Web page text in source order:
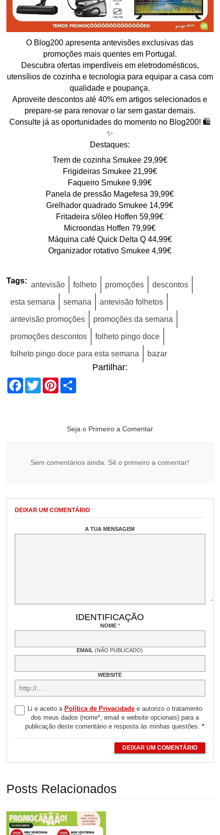
O Blog200 apresenta antevisões exclusivas das
promoções mais quentes em Portugal.
Descubra ofertas imperdíveis em eletrodomésticos,
utensílios de cozinha e tecnologia para equipar a casa com
qualidade e poupança.
Aproveite descontos até 40% em artigos selecionados e
prepare-se para renovar o lar sem gastar demais.
Consulte já as oportunidades do momento no Blog200! 🛍️
✨
Destaques:
Trem de cozinha Smukee 29,99€
Frigideiras Smukee 21,99€
Faqueiro Smukee 9,99€
Panela de pressão Magefesa 39,99€
Grelhador quadrado Smukee 14,99€
Fritadeira s/óleo Hoffen 59,99€
Microondas Hoffen 79,99€
Máquina café Quick Delta Q 44,99€
Organizador rotativo Smukee 4,99€
Tags: antevisão folheto promoções descontos
esta semana semana antevisão folhetos
antevisão promoções promoções da semana
promoções descontos folheto pingo doce
folheto pingo doce para esta semana bazar
Partilhar:
Facebook
TwitterPinterest
Seja o Primeiro a Comentar
Sem comentários ainda. Sê o primeiro a comentar!
DEIXAR UM COMENTÁRIO
A TUA MENSAGEM
IDENTIFICAÇÃO
NOME *
EMAIL(NÃO PUBLICADO)
WEBSITE
Li e aceito a Política de Privacidadee autorizo o tratamento
dos meus dados (nome*, email e website opcionais) para a
publicação deste comentário e resposta às minhas questões.*
DEIXAR UM COMENTÁRIO
Posts Relacionados